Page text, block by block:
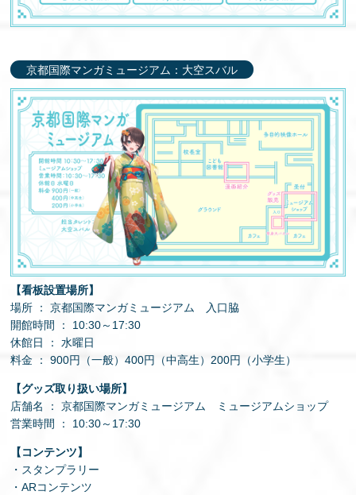
京都国際マンガミュージアム：大空スバル
【看板設置場所】
場所 ： 京都国際マンガミュージアム 入口脇
開館時間 ： 10:30～17:30
休館日 ： 水曜日
料金 ： 900円（一般）400円（中高生）200円（小学生）
【グッズ取り扱い場所】
店舗名 ： 京都国際マンガミュージアム ミュージアムショップ
営業時間 ： 10:30～17:30
【コンテンツ】
・スタンプラリー
・ARコンテンツ